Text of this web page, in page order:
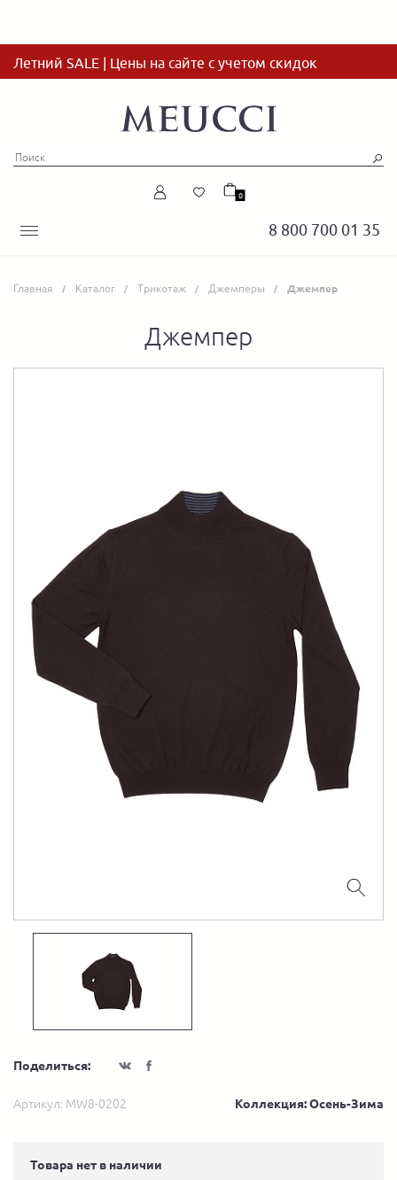
Летний SALE | Цены на сайте с учетом скидок
8 800 700 01 35
0
Главная Каталог Трикотаж Джемперы Джемпер
Джемпер
Поделиться:
Артикул: MW8-0202 Коллекция: Осень-Зима
Товара нет в наличии